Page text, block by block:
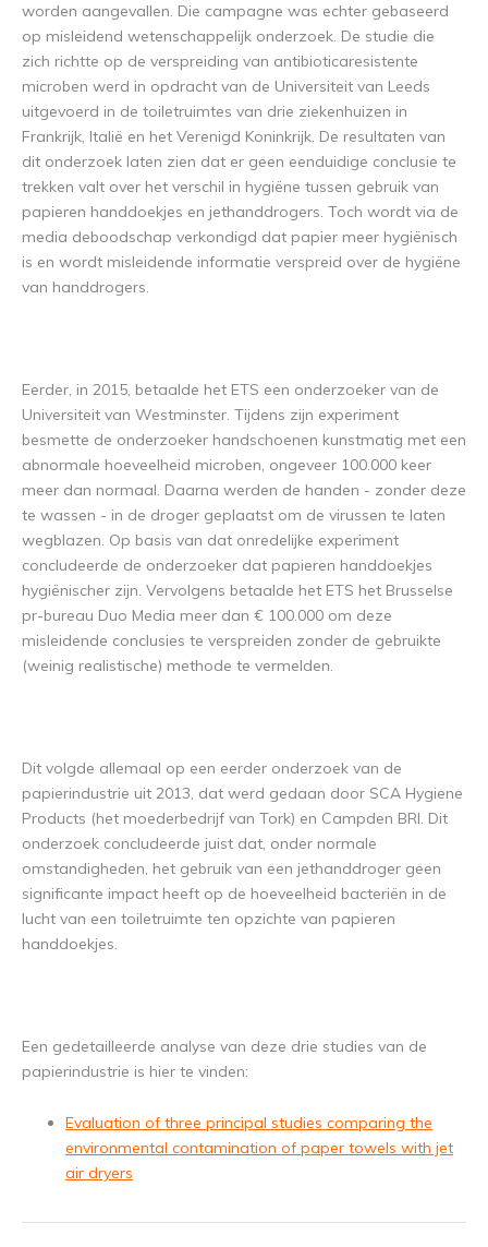
worden aangevallen. Die campagne was echter gebaseerd
op misleidend wetenschappelijk onderzoek. De studie die
zich richtte op de verspreiding van antibioticaresistente
microben werd in opdracht van de Universiteit van Leeds
uitgevoerd in de toiletruimtes van drie ziekenhuizen in
Frankrijk, Italië en het Verenigd Koninkrijk. De resultaten van
dit onderzoek laten zien dat er geen eenduidige conclusie te
trekken valt over het verschil in hygiëne tussen gebruik van
papieren handdoekjes en jethanddrogers. Toch wordt via de
media deboodschap verkondigd dat papier meer hygiënisch
is en wordt misleidende informatie verspreid over de hygiëne
van handdrogers.
Eerder, in 2015, betaalde het ETS een onderzoeker van de
Universiteit van Westminster. Tijdens zijn experiment
besmette de onderzoeker handschoenen kunstmatig met een
abnormale hoeveelheid microben, ongeveer 100.000 keer
meer dan normaal. Daarna werden de handen - zonder deze
te wassen - in de droger geplaatst om de virussen te laten
wegblazen. Op basis van dat onredelijke experiment
concludeerde de onderzoeker dat papieren handdoekjes
hygiënischer zijn. Vervolgens betaalde het ETS het Brusselse
pr-bureau Duo Media meer dan € 100.000 om deze
misleidende conclusies te verspreiden zonder de gebruikte
(weinig realistische) methode te vermelden.
Dit volgde allemaal op een eerder onderzoek van de
papierindustrie uit 2013, dat werd gedaan door SCA Hygiene
Products (het moederbedrijf van Tork) en Campden BRI. Dit
onderzoek concludeerde juist dat, onder normale
omstandigheden, het gebruik van een jethanddroger geen
significante impact heeft op de hoeveelheid bacteriën in de
lucht van een toiletruimte ten opzichte van papieren
handdoekjes.
Een gedetailleerde analyse van deze drie studies van de
papierindustrie is hier te vinden:
Evaluation of three principal studies comparing the
environmental contamination of paper towels with jet
air dryers